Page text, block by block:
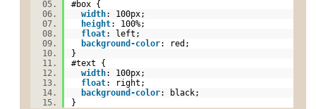
#box{
width: 100px;
height: 100%;
float: left ;
background-color: red ;
}
#text {
width: 100px;
float: right ;
background-color: black;
}